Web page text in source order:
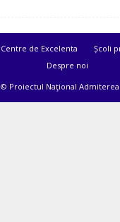
Centre de Excelenta Școli
Despre noi
© Proiectul Naţional